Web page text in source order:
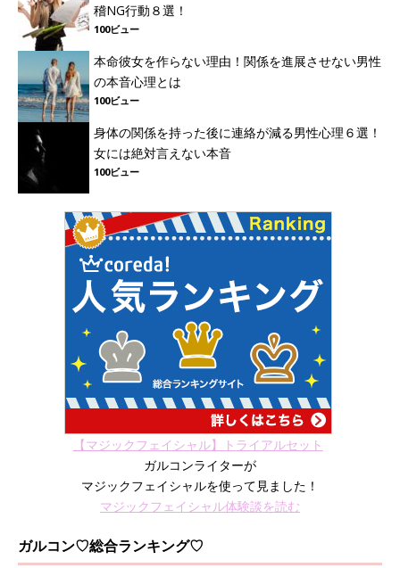
稽NG行動８選！
100ビュー
本命彼女を作らない理由！関係を進展させない男性
の本音心理とは
100ビュー
身体の関係を持った後に連絡が減る男性心理６選！
女には絶対言えない本音
100ビュー
【マジックフェイシャル】トライアルセット
ガルコンライターが
マジックフェイシャルを使って見ました！
マジックフェイシャル体験談を読む
ガルコン♡総合ランキング♡